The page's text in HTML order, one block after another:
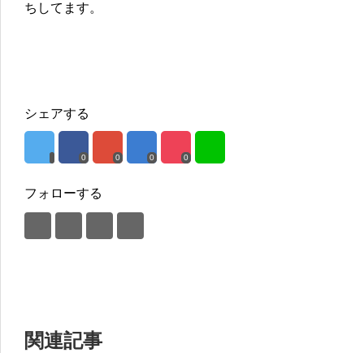
ちしてます。
シェアする
0 0 0 0
フォローする
関連記事